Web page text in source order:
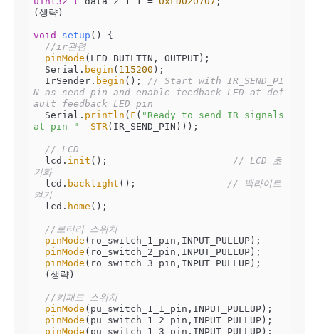
(생략)
void setup ()
{
//ir관련
pinMode (LED_BUILTIN, OUTPUT);
  Serial.
begin ( 115200 );
  IrSender.
begin ();
// Start with IR_SEND_PI
N as send pin and enable feedback LED at def
ault feedback LED pin
  Serial.
println ( F ( "Ready to send IR signals
at pin "
STR(IR_SEND_PIN)));
// LCD
  lcd.
init ();
// LCD 초
기화
  lcd.
backlight ();
// 백라이트
켜기
  lcd.
home ();
//로터리 스위치
pinMode (ro_switch_1_pin,INPUT_PULLUP);
pinMode (ro_switch_2_pin,INPUT_PULLUP);
pinMode (ro_switch_3_pin,INPUT_PULLUP);
//키패드 스위치
pinMode (pu_switch_1_1_pin,INPUT_PULLUP);
pinMode (pu_switch_1_2_pin,INPUT_PULLUP);
pinMode (pu_switch_1_3_pin,INPUT_PULLUP);